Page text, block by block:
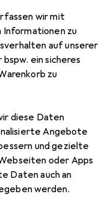
wir mit
Informationen zu
auf unserer
ein sicheres
zu
diese Daten
Angebote
und gezielte
oder Apps
Daten auch an
werden.